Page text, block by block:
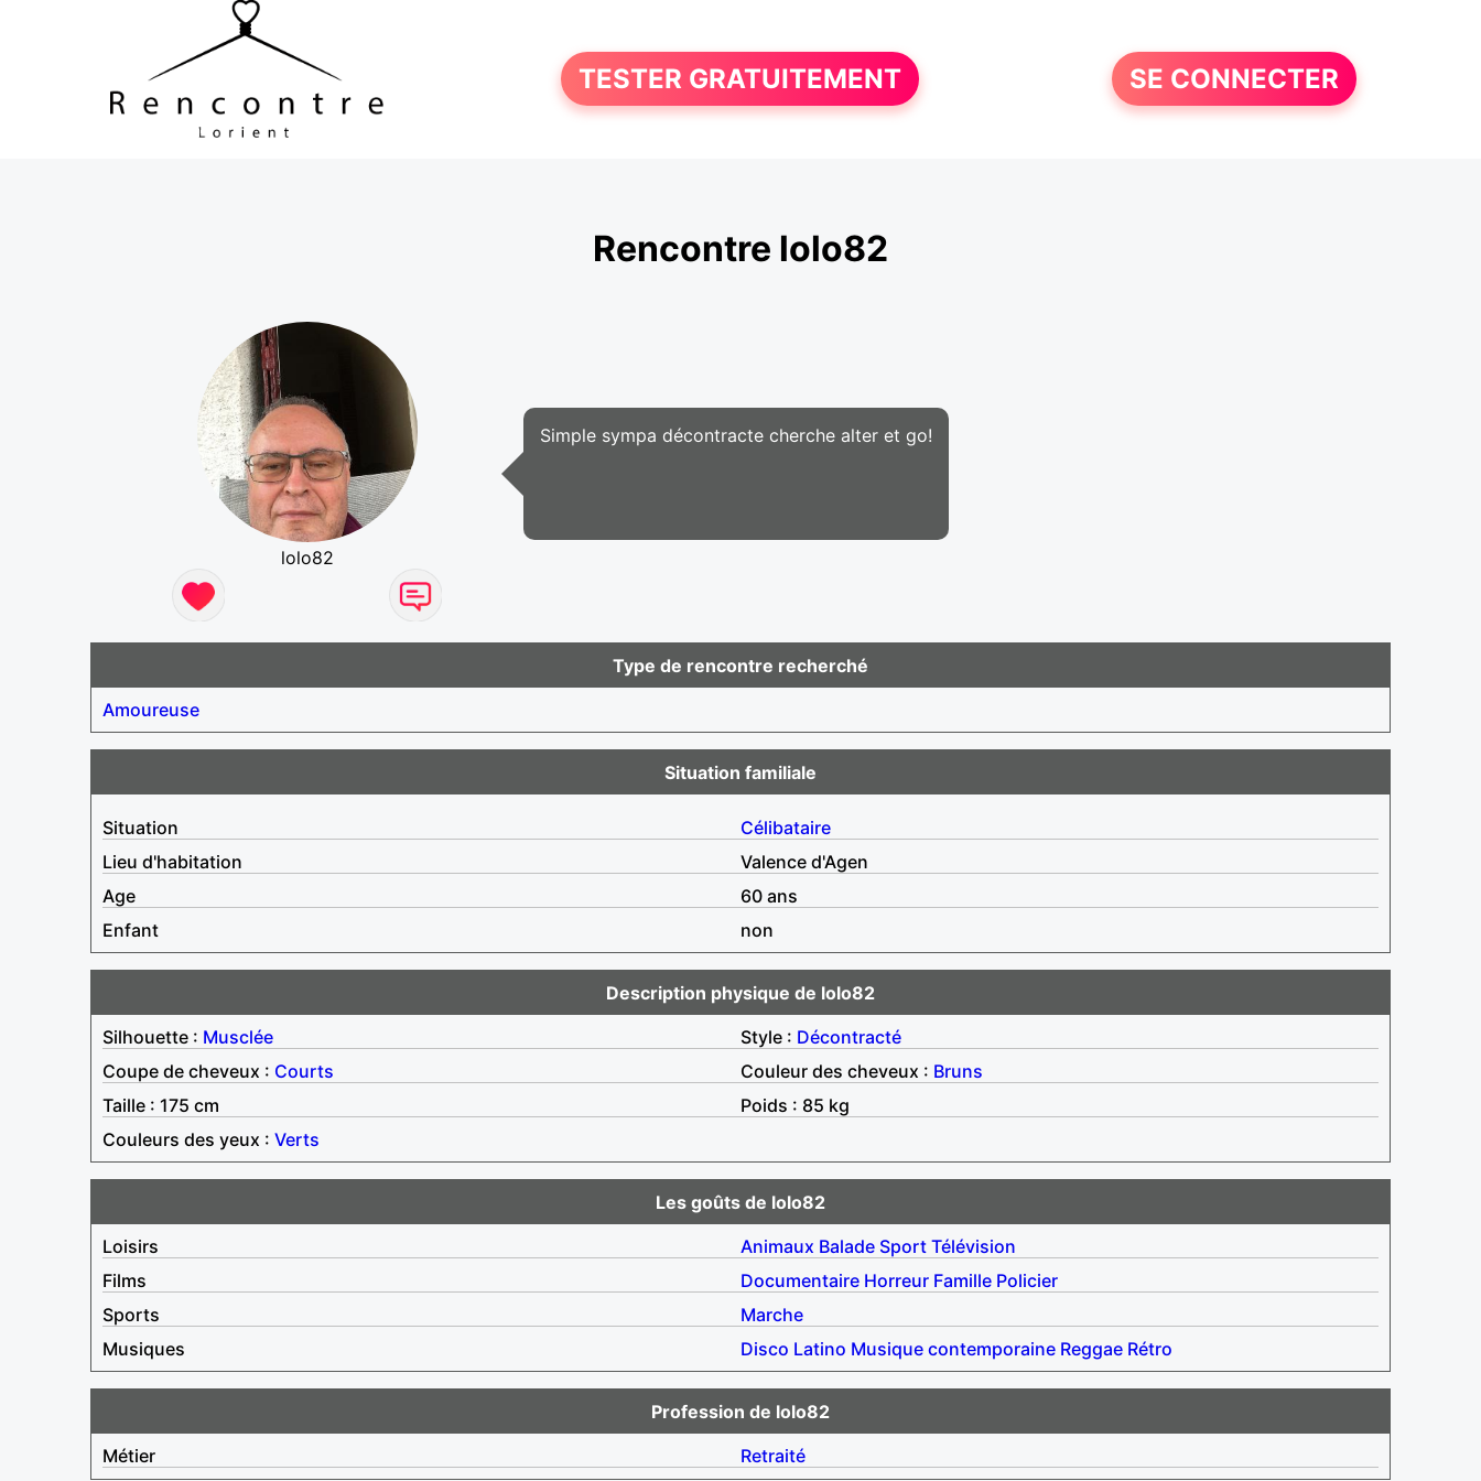
TESTER GRATUITEMENT SE CONNECTER
Rencontre lolo82
lolo82
Simple sympa décontracte cherche alter et go!
Type de rencontre recherché
Amoureuse
Situation familiale
Situation
Célibataire
Lieu d'habitation
Valence d'Agen
Age
60 ans
Enfant
non
Description physique de lolo82
Silhouette : Musclée Style : Décontracté
Coupe de cheveux : Courts Couleur des cheveux : Bruns
Taille : 175 cm
Poids : 85 kg
Couleurs des yeux : Verts
Les goûts de lolo82
Loisirs
Animaux Balade Sport Télévision
Films
Documentaire Horreur Famille Policier
Sports
Marche
Musiques
Disco Latino Musique contemporaine Reggae Rétro
Profession de lolo82
Métier
Retraité